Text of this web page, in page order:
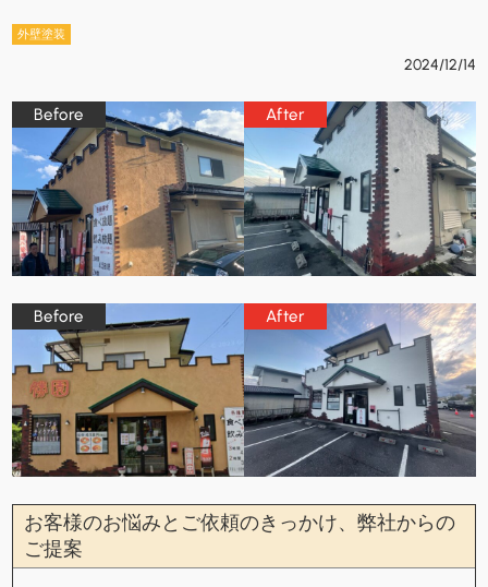
外壁塗装
2024/12/14
お客様のお悩みとご依頼のきっかけ、弊社からの
ご提案